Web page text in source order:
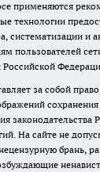
применяются
технологии
систематизации и
пользователей
за собой
сохранения
законодательства
На сайте не
брань,